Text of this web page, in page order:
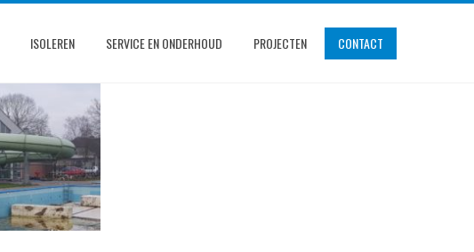
ISOLEREN SERVICE EN ONDERHOUD PROJECTEN CONTACT